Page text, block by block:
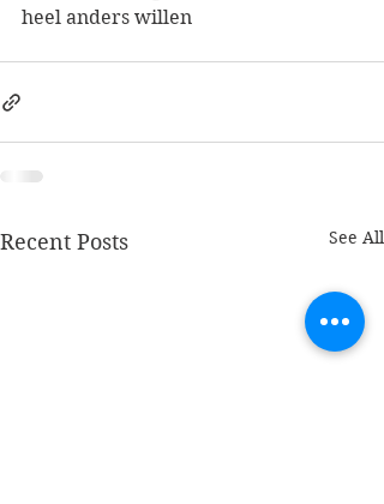
heel anders willen
Recent Posts See All